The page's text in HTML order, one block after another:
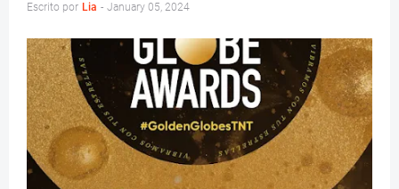
Escrito por Lia - January 05, 2024